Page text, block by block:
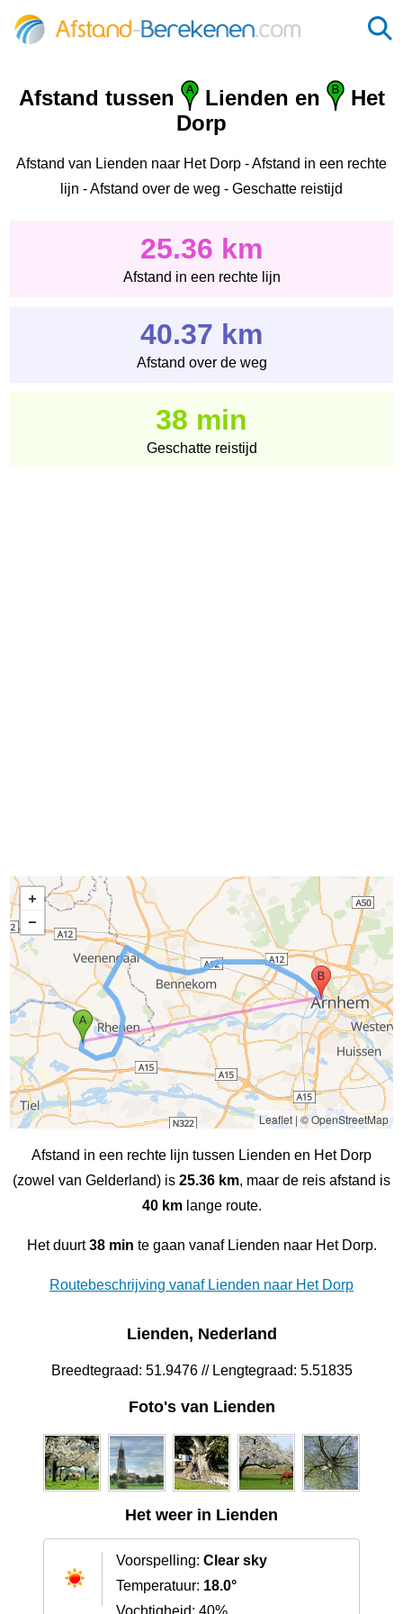
Afstand tussen Lienden en
Het
Dorp
Afstand van Lienden naar Het Dorp - Afstand in een rechte
lijn - Afstand over de weg - Geschatte reistijd
25.36 km
Afstand in een rechte lijn
40.37 km
Afstand over de weg
38 min
Geschatte reistijd
Leaflet| © OpenStreetMap
Afstand in een rechte lijn tussen Lienden en Het Dorp
(zowel van Gelderland) is 25.36 km, maar de reis afstand is
40 kmlange route.
Het duurt38 min te gaan vanaf Lienden naar Het Dorp.
Routebeschrijving vanaf Lienden naar Het Dorp
Lienden, Nederland
Breedtegraad: 51.9476 // Lengtegraad: 5.51835
Foto's van Lienden
Het weer in Lienden
Voorspelling: Clear sky
Temperatuur: 18.0°